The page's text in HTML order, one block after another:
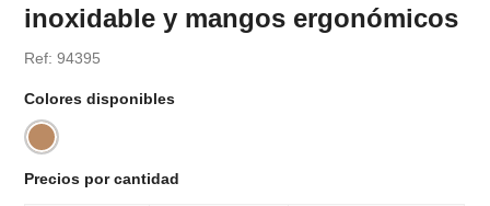
inoxidable y mangos ergonómicos
Ref: 94395
Colores disponibles
Precios por cantidad